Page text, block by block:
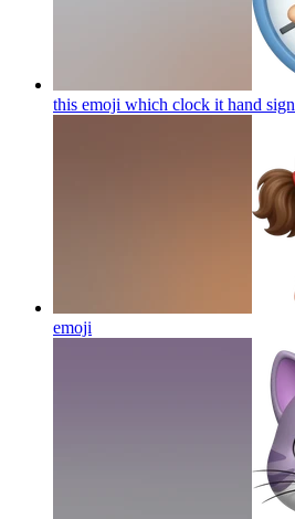
this emoji which clock it hand sign
emoji